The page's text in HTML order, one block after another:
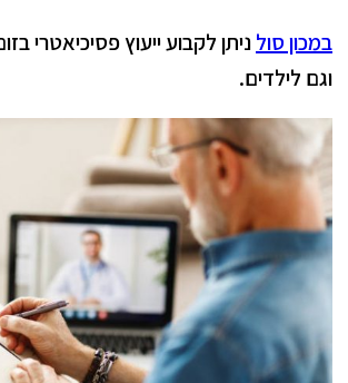
במכון סולניתן לקבוע ייעוץ פסיכיאטרי
וגם לילדים.